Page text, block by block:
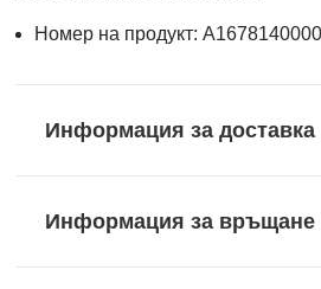
Номер на продукт: A1678140000
Информация за доставка
Информация за връщане